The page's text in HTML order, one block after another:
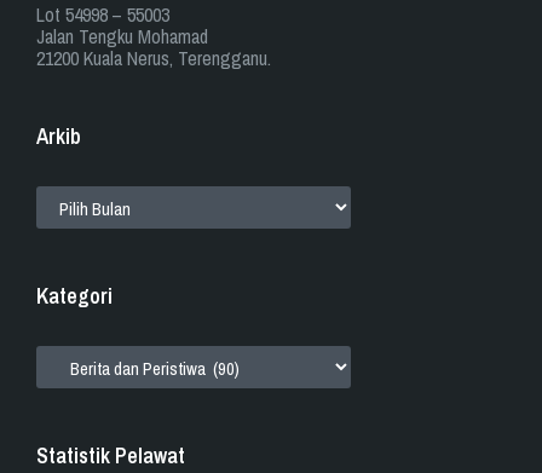
​​Lot 54998 – 55003
Jalan Tengku Mohamad
21200 Kuala Nerus, Terengganu.
Arkib
Kategori
Statistik Pelawat